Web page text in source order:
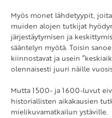
Myös monet lähdetyypit,
muiden alojen tutkijat
järjestäytymisen ja
sääntelyn myötä. Toisin
kiinnostavat ja usein
olennaisesti juuri näille
Mutta 1500- ja 1600-luvut
historiallisten aikakausien
mielikuvamatkailun ystäville.